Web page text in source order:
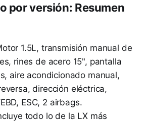
por versión: Resumen
1.5L, transmisión manual de
rines de acero 15", pantalla
aire acondicionado manual,
dirección eléctrica,
ESC, 2 airbags.
todo lo de la LX más